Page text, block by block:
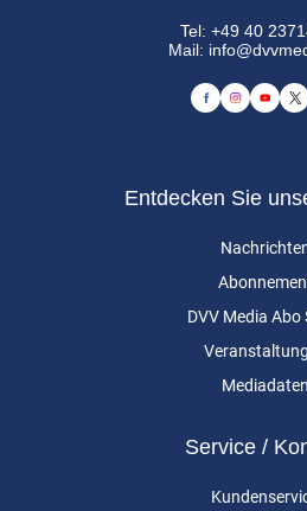
Tel:+49 40
Mail:
Entdecken Sie
DVV Media Abo
Mediadaten
Service /